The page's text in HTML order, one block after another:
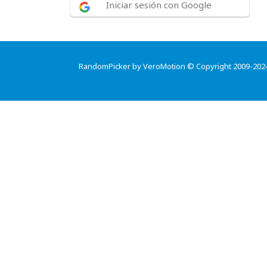
Iniciar sesión con Google
RandomPicker by VeroMotion © Copyright 2009-